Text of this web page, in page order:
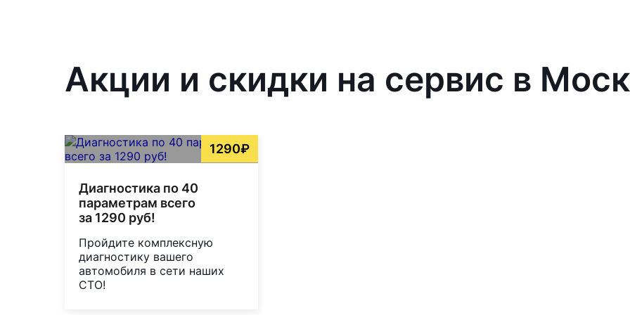
Акции и скидки на сервис в
1290₽
Диагностика по 40
параметрам всего
за 1290 руб!
Пройдите комплексную
диагностику вашего
автомобиля в сети наших
СТО!